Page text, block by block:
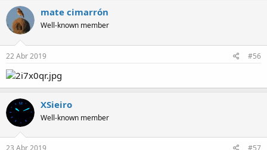
mate cimarrón
Well-known member
22 Abr 2019 #56
XSieiro
Well-known member